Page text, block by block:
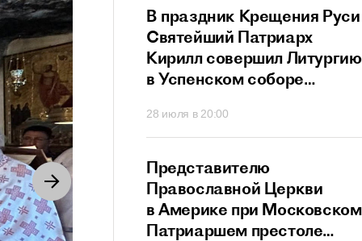
Патриарх
совета
за рубежом
Патриарх
работу
Высшего
Совета
В праздник Крещения Руси
Святейший Патриарх
Кирилл совершил Литургию
в Успенском соборе
28 июля в 20:00
Представителю
Православной Церкви
в Америке при Московском
Патриаршем престоле